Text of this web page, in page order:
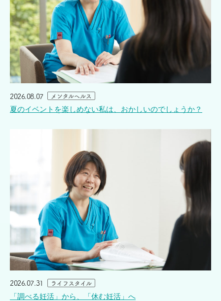
2026.08.07
メンタルヘルス
夏のイベントを楽しめない私は、おかしいのでしょうか？
2026.07.31
ライフスタイル
「調べる妊活」から、「休む妊活」へ